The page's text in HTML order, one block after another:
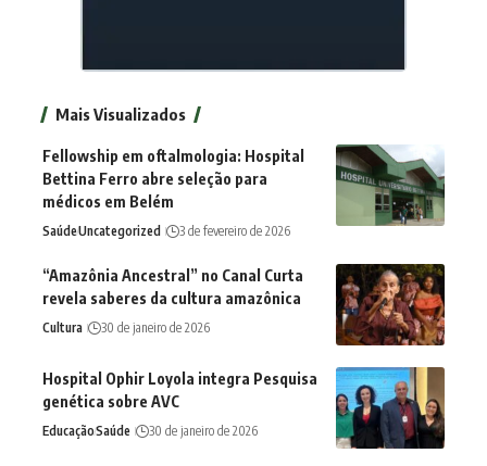
Mais Visualizados
Fellowship em oftalmologia: Hospital
Bettina Ferro abre seleção para
médicos em Belém
SaúdeUncategorized 3 de fevereiro de 2026
“Amazônia Ancestral” no Canal Curta
revela saberes da cultura amazônica
Cultura 30 de janeiro de 2026
Hospital Ophir Loyola integra Pesquisa
genética sobre AVC
EducaçãoSaúde 30 de janeiro de 2026